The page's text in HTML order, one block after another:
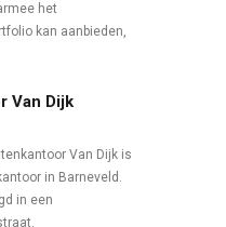
het
kan aanbieden,
Van Dijk
Van Dijk is
in Barneveld.
in een